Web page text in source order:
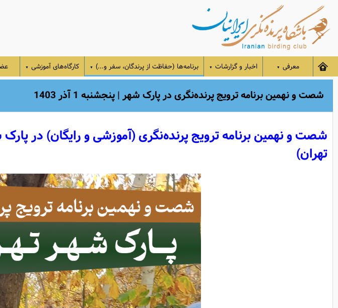
معرفی ▼ اخبار و گزارشات ▼ برنامه‌ها (حفاظت از پرندگان، سفر و...) ▼ کارگاه‌های آموزشی ▼
شصت و نهمین برنامه ترویج پرنده‌نگری در پارک شهر | پنجشنبه 1 آذر 1403
تهران)